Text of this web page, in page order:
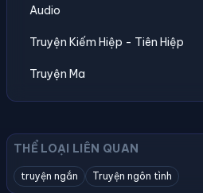
Audio
Truyện Kiếm Hiệp - Tiên Hiệp
Truyện Ma
THỂ LOẠI LIÊN QUAN
truyện ngắn Truyện ngôn tình